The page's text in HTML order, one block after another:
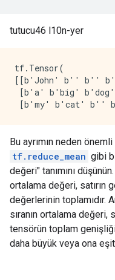
tutucu46 l10n-yer
tf.Tensor(
[[b'John' b'' b''
[b'a' b'big'
Bu ayrımın neden
tf.reduce_mean gibi
değeri" tanımını
ortalama değeri, satırın
değerlerinin toplamıdır.
sıranın ortalama değeri,
tensörün toplam
daha büyük veya ona